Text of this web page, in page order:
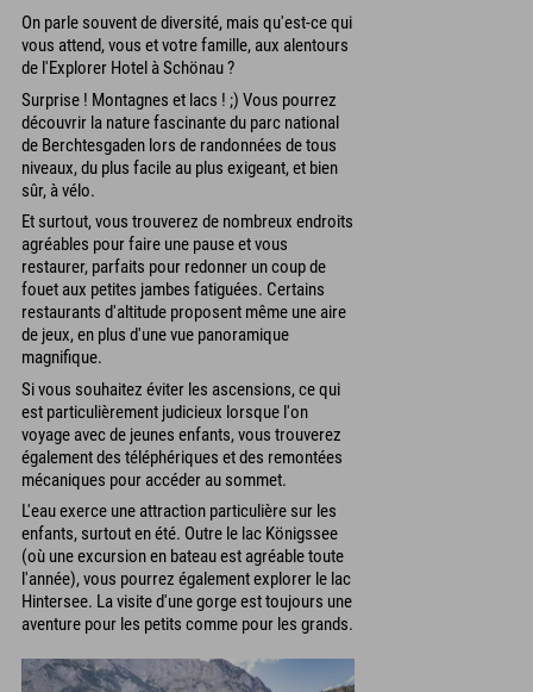
On parle souvent de diversité, mais qu'est-ce qui
vous attend, vous et votre famille, aux alentours
de l'Explorer Hotel à Schönau ?
Surprise ! Montagnes et lacs ! ;) Vous pourrez
découvrir la nature fascinante du parc national
de Berchtesgaden lors de randonnées de tous
niveaux, du plus facile au plus exigeant, et bien
sûr, à vélo.
Et surtout, vous trouverez de nombreux endroits
agréables pour faire une pause et vous
restaurer, parfaits pour redonner un coup de
fouet aux petites jambes fatiguées. Certains
restaurants d'altitude proposent même une aire
de jeux, en plus d'une vue panoramique
magnifique.
Si vous souhaitez éviter les ascensions, ce qui
est particulièrement judicieux lorsque l'on
voyage avec de jeunes enfants, vous trouverez
également des téléphériques et des remontées
mécaniques pour accéder au sommet.
L'eau exerce une attraction particulière sur les
enfants, surtout en été. Outre le lac Königssee
(où une excursion en bateau est agréable toute
l'année), vous pourrez également explorer le lac
Hintersee. La visite d'une gorge est toujours une
aventure pour les petits comme pour les grands.